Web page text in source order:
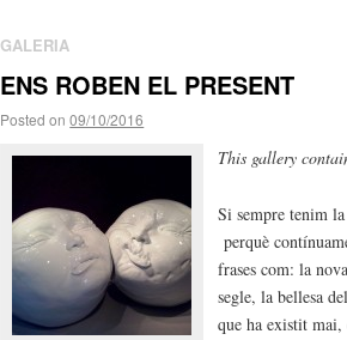
GALERIA
ENS ROBEN EL PRESENT
Posted on 09/10/2016
This gallery
Si sempre tenim la
perquè
frases com: la
segle, la bellesa
que ha existit